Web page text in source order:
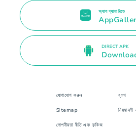
অ্যাপ গ্যালারিতে
DIRECT APK
যোগাযোগ করুন ব্লগ
Sitemap নিয়মাবলী
গোপনীয়তা নীতি এবং কুকিজ